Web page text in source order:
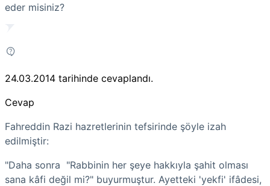
eder misiniz?
24.03.2014 tarihinde cevaplandı.
Cevap
Fahreddin Razi hazretlerinin tefsirinde şöyle izah
edilmiştir:
"Daha sonra "Rabbinin her şeye hakkıyla şahit olması
sana kâfi değil mi?" buyurmuştur. Ayetteki 'yekfi' ifâdesi,